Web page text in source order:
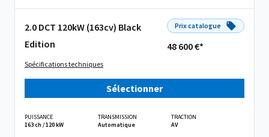
2.0 DCT 120kW (163cv) Black
Edition
Spécifications techniques
Prix catalogue
48 600 €*
Sélectionner
PUISSANCE
163 ch / 120 kW
TRANSMISSION
Automatique
TRACTION
AV